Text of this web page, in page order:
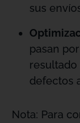
sus
pasan
resultado
defectos
Nota: Para